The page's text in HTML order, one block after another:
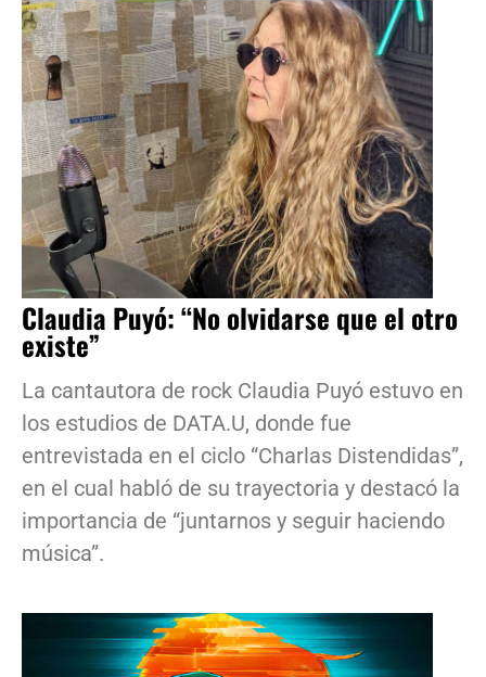
Claudia Puyó: “No olvidarse que el otro
existe”
La cantautora de rock Claudia Puyó estuvo en
los estudios de DATA.U, donde fue
entrevistada en el ciclo “Charlas Distendidas”,
en el cual habló de su trayectoria y destacó la
importancia de “juntarnos y seguir haciendo
música”.